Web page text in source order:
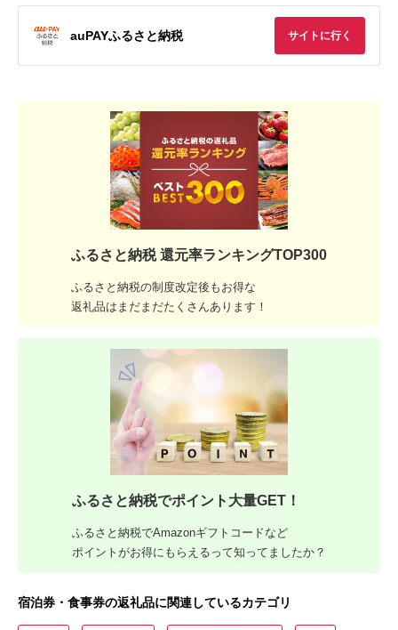
auPAYふるさと納税 サイトに行く
ふるさと納税 還元率ランキングTOP300
ふるさと納税の制度改定後もお得な
返礼品はまだまだたくさんあります！
ふるさと納税でポイント大量GET！
ふるさと納税でAmazonギフトコードなど
ポイントがお得にもらえるって知ってましたか？
宿泊券・食事券の返礼品に関連しているカテゴリ